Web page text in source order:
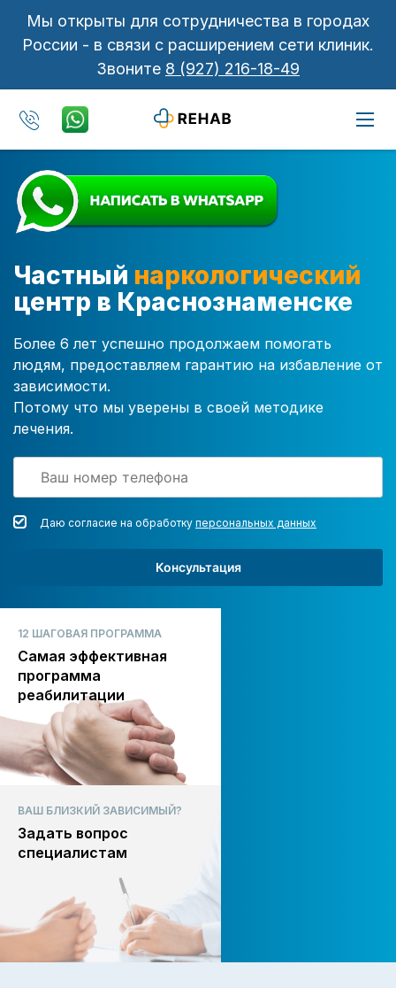
Мы открыты для сотрудничества в городах
России - в связи с расширением сети клиник.
Звоните 8 (927) 216-18-49
Частный наркологический
центр в Краснознаменске
Более 6 лет успешно продолжаем помогать
людям, предоставляем гарантию на избавление от
зависимости.
Потому что мы уверены в своей методике
лечения.
Даю согласие на обработку персональных данных
Консультация
12 ШАГОВАЯ ПРОГРАММА
Самая эффективная
программа
реабилитации
ВАШ БЛИЗКИЙ ЗАВИСИМЫЙ?
Задать вопрос
специалистам